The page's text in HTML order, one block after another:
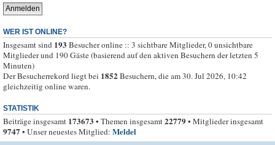
WER IST ONLINE?
Insgesamt sind 193 Besucher online :: 3 sichtbare Mitglieder, 0 unsichtbare
Mitglieder und 190 Gäste (basierend auf den aktiven Besuchern der letzten 5
Minuten)
Der Besucherrekord liegt bei 1852Besuchern, die am 30. Jul 2026, 10:42
gleichzeitig online waren.
STATISTIK
Beiträge insgesamt 173673 • Themen insgesamt22779• Mitglieder insgesamt
9747• Unser neuestes Mitglied: Meldel